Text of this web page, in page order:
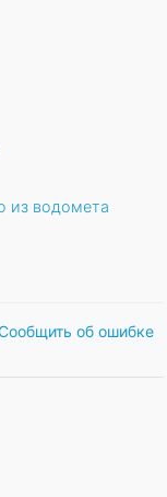
из водомета
об ошибке